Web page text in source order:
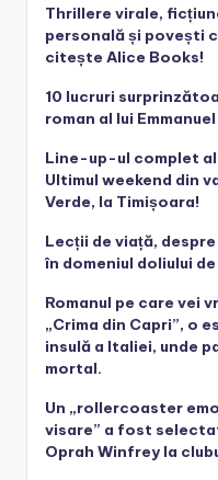
Thrillere virale,
personală și povești
citește Alice Books!
10 lucruri
roman al lui
Line-up-ul complet al
Ultimul weekend din
Verde, la Timișoara!
Lecții de viață,
în domeniul doliului
Romanul pe care vei
„Crima din Capri”, o
insulă a Italiei, unde
mortal.
Un „rollercoaster
visare” a fost
Oprah Winfrey la